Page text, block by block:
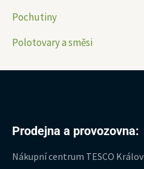
Pochutiny
Polotovary a směsi
Prodejna a provozovna:
Nákupní centrum TESCO